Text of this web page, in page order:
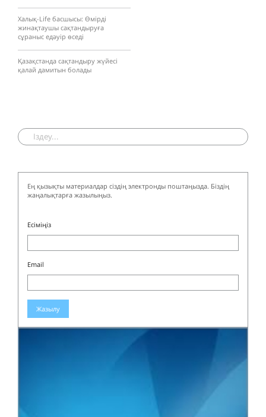
Халық-Life басшысы: Өмірді
жинақтаушы сақтандыруға
сұраныс едәуір өседі
Қазақстанда сақтандыру жүйесі
қалай дамитын болады
Ең қызықты материалдар сіздің электронды поштаңызда. Біздің
жаңалықтарға жазылыңыз.
Есіміңіз
Email
Жазылу